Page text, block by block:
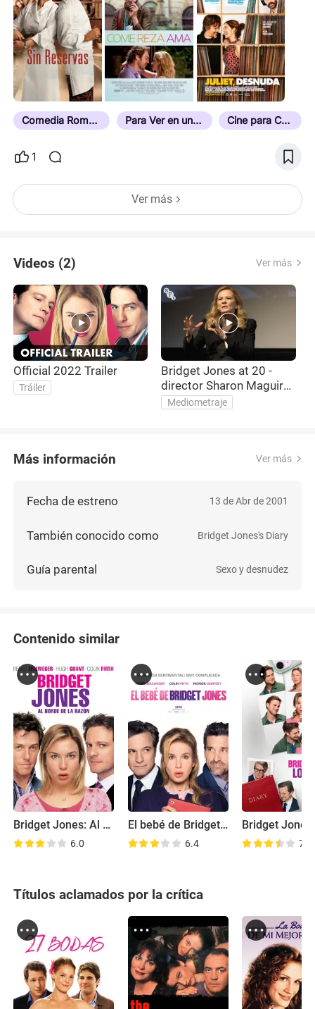
Sus personajes no son heroínas inalcanzables; son
mujeres que intentan descifrar la vida, igual que
nosotros. De estas tres, ¿cuál es la que más les ha
marcado? ¿O creen que hay otra donde brille más?
Los leo abajo. 👇
Comedia Romántica Para Ver en una Cita Cine para Chicas
1
Ver más
Videos (2) Ver más
Official 2022 Trailer
Tráiler
Bridget Jones at 20 -
director Sharon Maguire
in conversation | BFI
Mediometraje
Más información Ver más
Fecha de estreno 13 de Abr de 2001
También conocido como Bridget Jones's Diary
Guía parental Sexo y desnudez
Contenido similar
Bridget Jones: Al borde de la razón
6.0
El bebé de Bridget Jones
6.4 7.0
Títulos aclamados por la crítica